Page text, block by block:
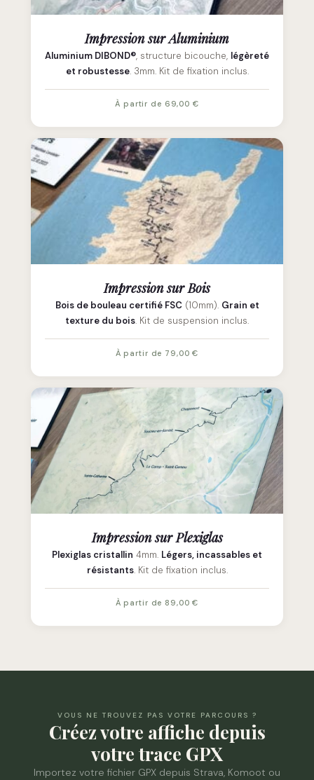
Impression sur Aluminium
Aluminium DIBOND®, structure bicouche, légèreté
et robustesse. 3mm. Kit de fixation inclus.
À partir de 69,00 €
Impression sur Bois
Bois de bouleau certifié FSC(10mm). Grain et
texture du bois. Kit de suspension inclus.
À partir de 79,00 €
Impression sur Plexiglas
Plexiglas cristallin 4mm. Légers, incassables et
résistants. Kit de fixation inclus.
À partir de 89,00 €
VOUS NE TROUVEZ PAS VOTRE PARCOURS ?
Créez votre affiche depuis
votre trace GPX
Importez votre fichier GPX depuis Strava, Komoot ou